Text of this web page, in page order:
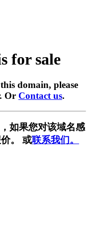
for sale
domain, please
Or Contact us.
如果您对该域名感
。 或联系我们。